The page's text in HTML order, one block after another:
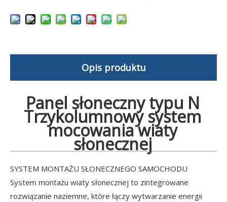
Opis produktu
Panel słoneczny typu N
Trzykolumnowy system
mocowania wiaty
słonecznej
SYSTEM MONTAŻU SŁONECZNEGO SAMOCHODU
System montażu wiaty słonecznej to zintegrowane
rozwiązanie naziemne, które łączy wytwarzanie energii